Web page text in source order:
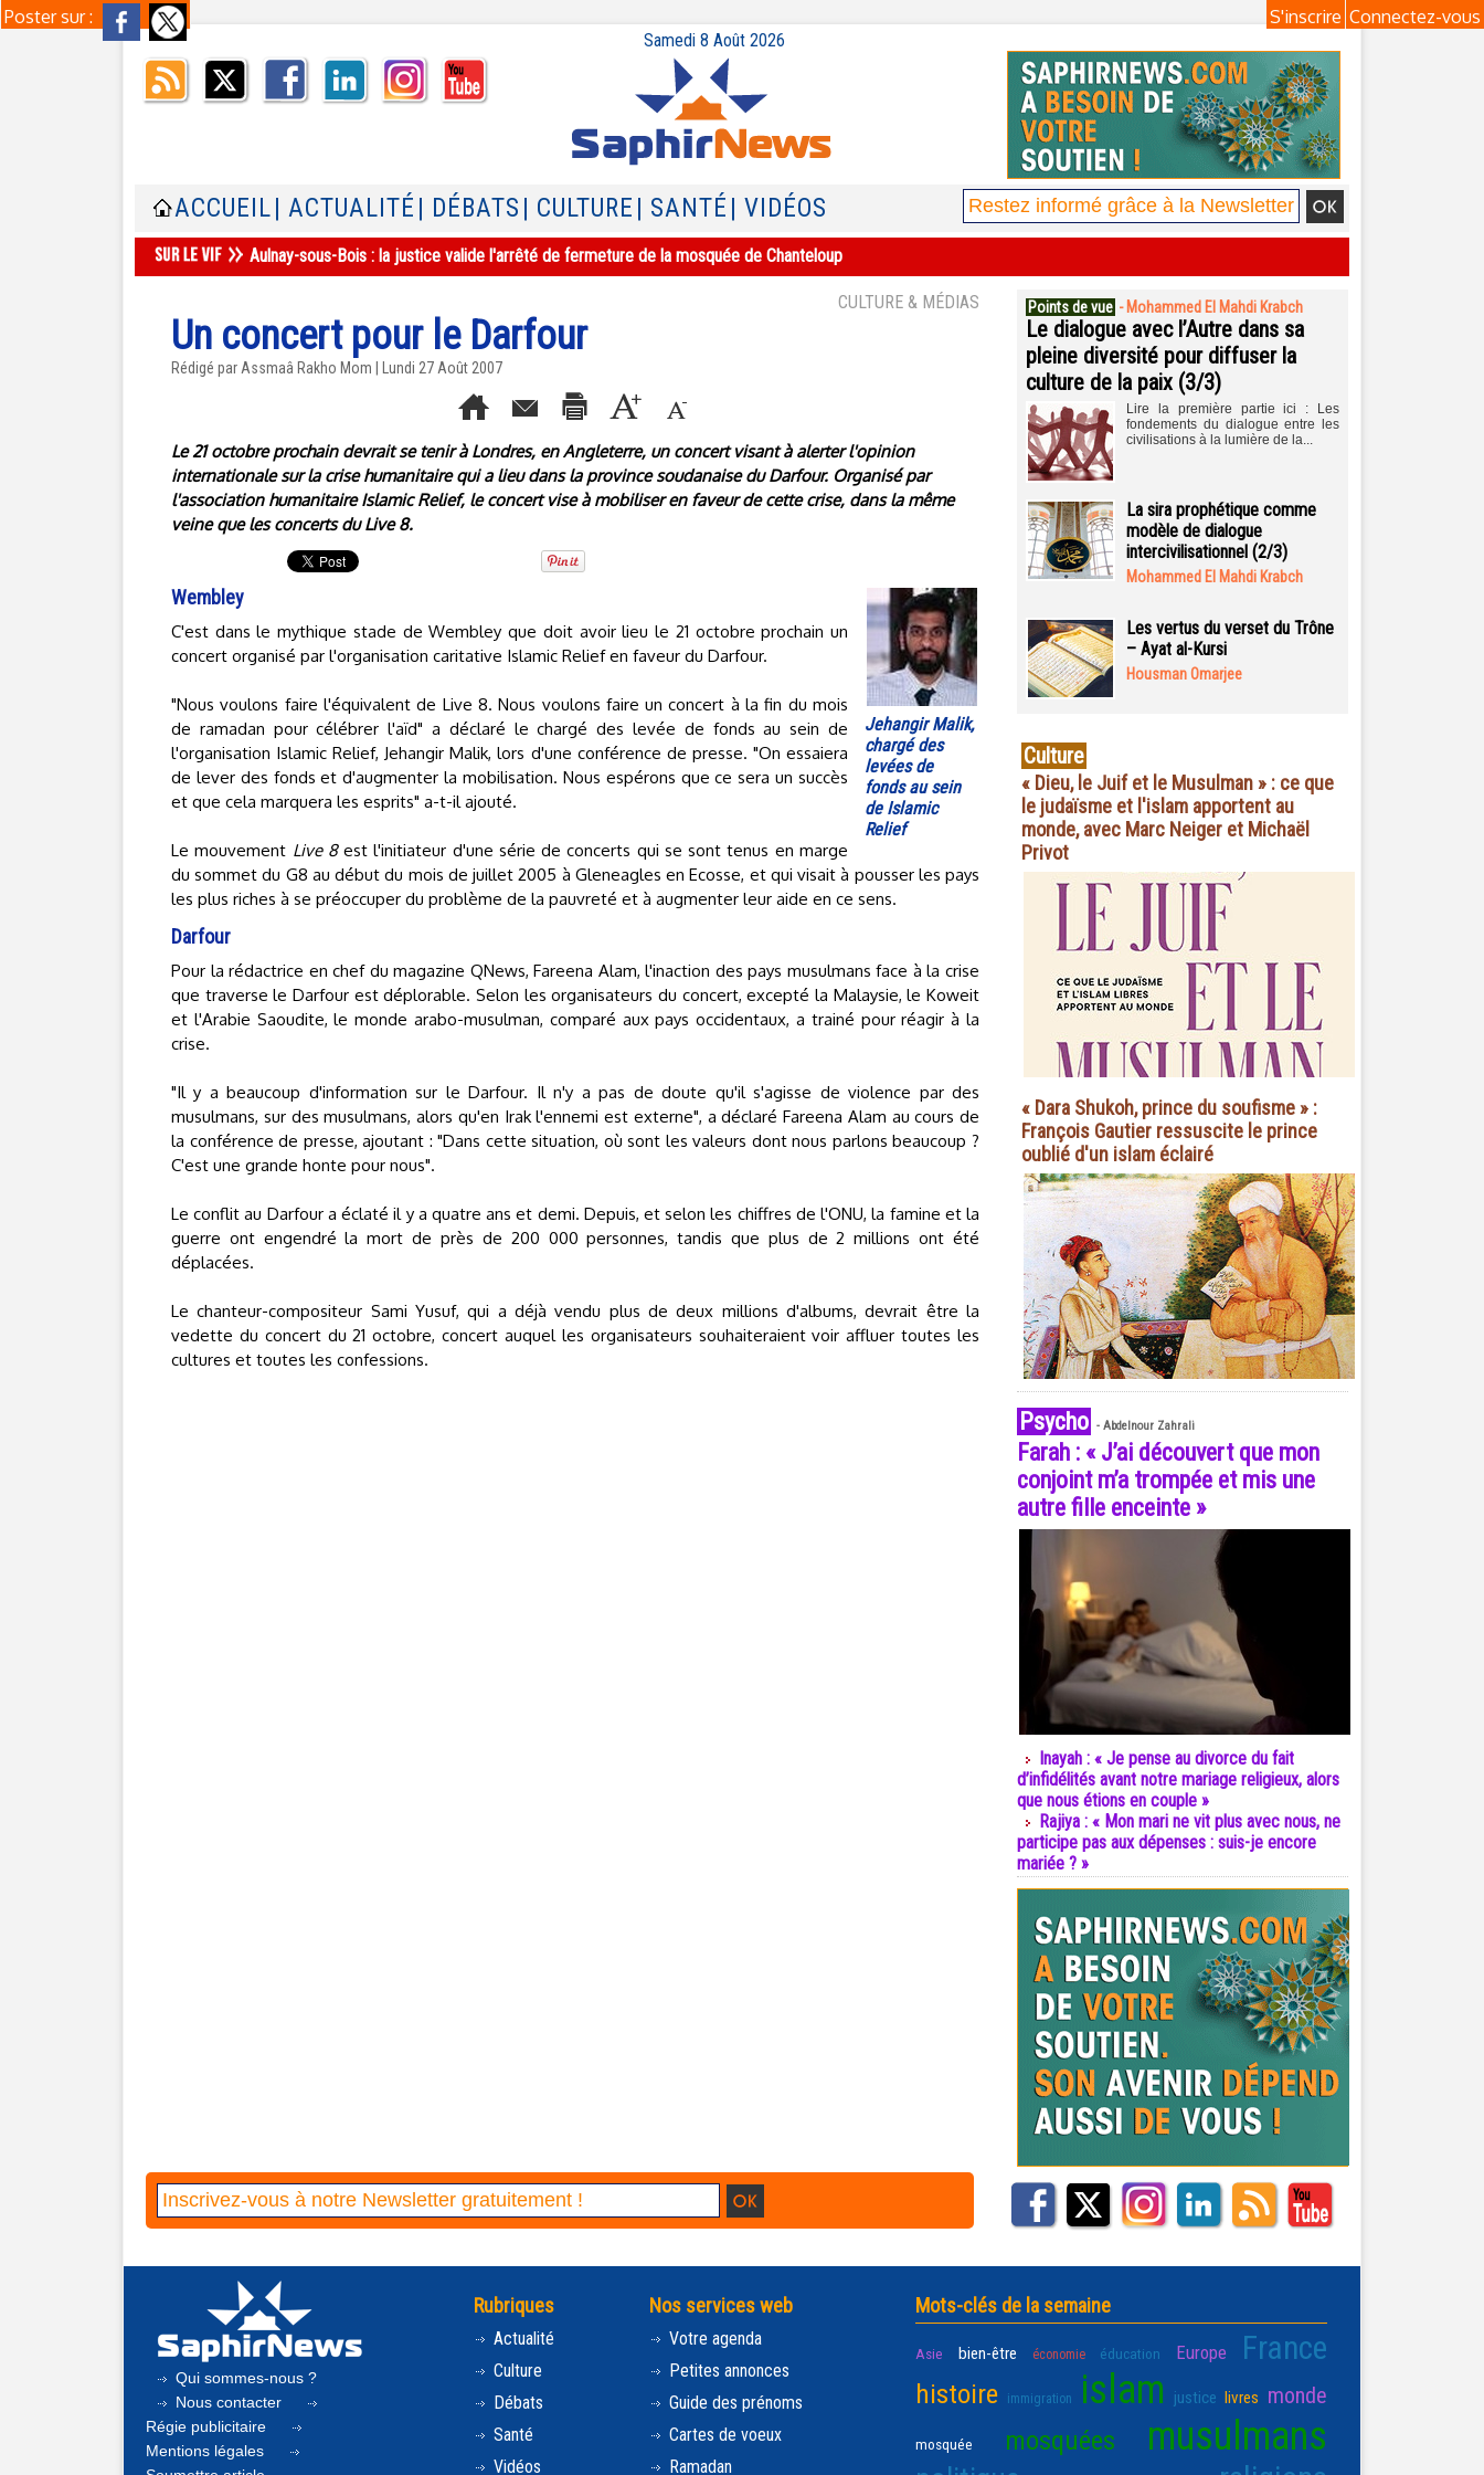
Poster sur : Connectez-vous
S'inscrire
Samedi 8 Août 2026
ACCUEIL | ACTUALITÉ | DÉBATS | CULTURE | SANTÉ | VIDÉOS
Aulnay-sous-Bois : la justice valide l'arrêté de fermeture de la mosquée de Chanteloup
CULTURE & MÉDIAS
Un concert pour le Darfour
Rédigé par Assmaâ Rakho Mom | Lundi 27 Août 2007
Le 21 octobre prochain devrait se tenir à Londres, en Angleterre, un concert visant à alerter l'opinion
internationale sur la crise humanitaire qui a lieu dans la province soudanaise du Darfour. Organisé par
l'association humanitaire Islamic Relief, le concert vise à mobiliser en faveur de cette crise, dans la même
veine que les concerts du Live 8.
Jehangir Malik,
chargé des
levées de
fonds au sein
de Islamic
Relief
Wembley
C'est dans le mythique stade de Wembley que doit avoir lieu le 21 octobre prochain un
concert organisé par l'organisation caritative Islamic Relief en faveur du Darfour.
"Nous voulons faire l'équivalent de Live 8. Nous voulons faire un concert à la fin du mois
de ramadan pour célébrer l'aïd" a déclaré le chargé des levée de fonds au sein de
l'organisation Islamic Relief, Jehangir Malik, lors d'une conférence de presse. "On essaiera
de lever des fonds et d'augmenter la mobilisation. Nous espérons que ce sera un succès
et que cela marquera les esprits" a-t-il ajouté.
Le mouvement Live 8est l'initiateur d'une série de concerts qui se sont tenus en marge
du sommet du G8 au début du mois de juillet 2005 à Gleneagles en Ecosse, et qui visait à pousser les pays
les plus riches à se préoccuper du problème de la pauvreté et à augmenter leur aide en ce sens.
Darfour
Pour la rédactrice en chef du magazine QNews, Fareena Alam, l'inaction des pays musulmans face à la crise
que traverse le Darfour est déplorable. Selon les organisateurs du concert, excepté la Malaysie, le Koweit
et l'Arabie Saoudite, le monde arabo-musulman, comparé aux pays occidentaux, a trainé pour réagir à la
crise.
"Il y a beaucoup d'information sur le Darfour. Il n'y a pas de doute qu'il s'agisse de violence par des
musulmans, sur des musulmans, alors qu'en Irak l'ennemi est externe", a déclaré Fareena Alam au cours de
la conférence de presse, ajoutant : "Dans cette situation, où sont les valeurs dont nous parlons beaucoup ?
C'est une grande honte pour nous".
Le conflit au Darfour a éclaté il y a quatre ans et demi. Depuis, et selon les chiffres de l'ONU, la famine et la
guerre ont engendré la mort de près de 200 000 personnes, tandis que plus de 2 millions ont été
déplacées.
Le chanteur-compositeur Sami Yusuf, qui a déjà vendu plus de deux millions d'albums, devrait être la
vedette du concert du 21 octobre, concert auquel les organisateurs souhaiteraient voir affluer toutes les
cultures et toutes les confessions.
Points de vue - Mohammed El Mahdi Krabch
Le dialogue avec l’Autre dans sa
pleine diversité pour diffuser la
culture de la paix (3/3)
Lire la première partie ici : Les
fondements du dialogue entre les
civilisations à la lumière de la...
La sira prophétique comme
modèle de dialogue
intercivilisationnel (2/3)
Mohammed El Mahdi Krabch
Les vertus du verset du Trône
– Ayat al-Kursi
Housman Omarjee
Culture
« Dieu, le Juif et le Musulman » : ce que
le judaïsme et l'islam apportent au
monde, avec Marc Neiger et Michaël
Privot
« Dara Shukoh, prince du soufisme » :
François Gautier ressuscite le prince
oublié d'un islam éclairé
Psycho - Abdelnour Zahrali
Farah : « J’ai découvert que mon
conjoint m’a trompée et mis une
autre fille enceinte »
Inayah : « Je pense au divorce du fait
d’infidélités avant notre mariage religieux, alors
que nous étions en couple »
Rajiya : « Mon mari ne vit plus avec nous, ne
participe pas aux dépenses : suis-je encore
mariée ? »
Qui sommes-nous ?
Nous contacter
Régie publicitaire
Mentions légales
Rubriques
Actualité
Culture
Débats
Santé
Vidéos
Nos services web
Votre agenda
Petites annonces
Guide des prénoms
Cartes de voeux
Ramadan
Mots-clés de la semaine
Asie bien-être économie éducation Europe France
histoire immigration islam justice livres monde
mosquée mosquées musulmans